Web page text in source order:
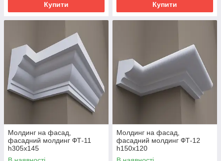
Купити Купити
Молдинг на фасад,
фасадний молдинг ФТ-11
h305х145
Молдинг на фасад,
фасадний молдинг ФТ-12
h150х120